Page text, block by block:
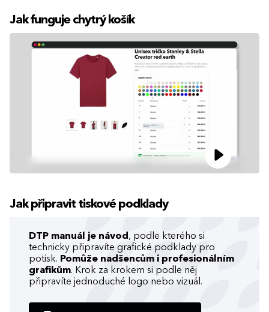
Jak funguje chytrý košík
Jak připravit tiskové podklady
DTP manuál je návod , podle kterého si
technicky připravíte grafické podklady pro
potisk. Pomůže nadšencům i profesionálním
grafikům. Krok za krokem si podle něj
připravíte jednoduché logo nebo vizuál.